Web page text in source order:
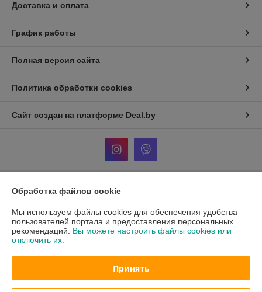
Доставка и оплата
График работы
Полная версия сайта
Политика обработки cookies
Сайт создан на платформе Deal.by
Информация для покупателя
Индивидуальный предприниматель:Кузнецов Александр
Александрович
ул. Тикоцкого д2, кв52
Обработка файлов cookie
Мы используем файлы cookies для обеспечения удобства
пользователей портала и предоставления персональных
рекомендаций. Вы можете настроить файлы cookies или
отключить их.
Принять